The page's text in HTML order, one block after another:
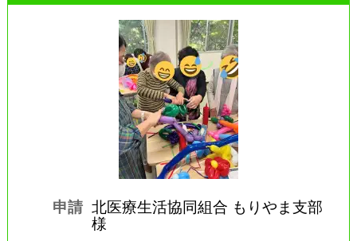
申請 北医療生活協同組合 もりやま支部
様